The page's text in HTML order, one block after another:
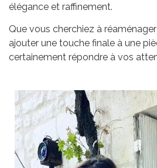
élégance et raffinement.
Que vous cherchiez à
ajouter une touche finale à une
certainement répondre à vos